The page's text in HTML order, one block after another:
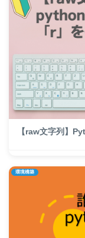
【raw文字列】
環境構築